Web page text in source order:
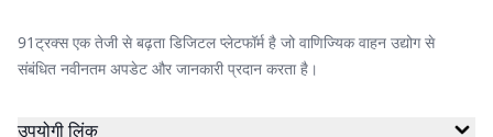
91ट्रक्स एक तेजी से बढ़ता डिजिटल प्लेटफॉर्म है जो वाणिज्यिक वाहन उद्योग से
संबंधित नवीनतम अपडेट और जानकारी प्रदान करता है।
उपयोगी लिंक